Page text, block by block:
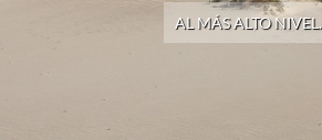
AL MÁS ALTO NIVEL.